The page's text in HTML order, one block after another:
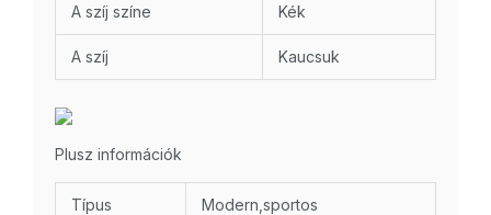
A szíj színe Kék
A szíj Kaucsuk
Plusz információk
Típus Modern,sportos